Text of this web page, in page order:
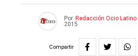
Por Redacción Ocio Latino|
2015
Compartir